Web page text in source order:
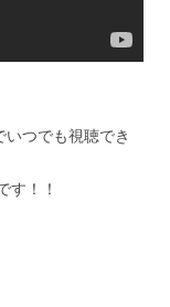
つでも視聴でき
す！！